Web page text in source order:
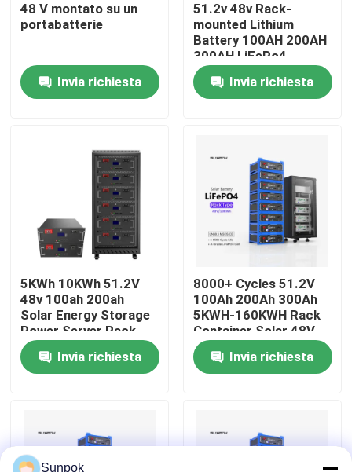
Casa.
Prodotti
Visita alla fabbrica
Controllo della qualità
Contattaci
Notizie
Chiedi un preventivo
48 V montato su un
portabatterie
Invia richiesta
51.2v 48v Rack-
mounted Lithium
Battery 100AH 200AH
300AH LiFePo4
Battery Energy
Storage Lithium
Battery
Invia richiesta
5KWh 10KWh 51.2V
48v 100ah 200ah
Solar Energy Storage
Power Server Rack
LiFePO4 Battery Pack
for Home Energy
Storage
Invia richiesta
8000+ Cycles 51.2V
100Ah 200Ah 300Ah
5KWH-160KWH Rack
Container Solar 48V
LiFePO4 Energy
Storage Battery
Invia richiesta
Sunpok